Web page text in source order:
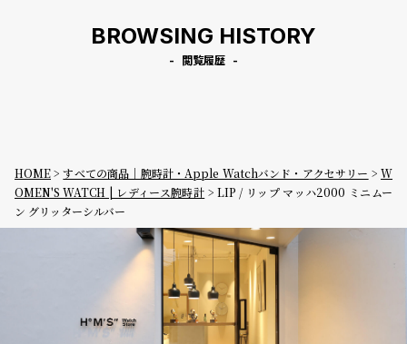
BROWSING HISTORY
閲覧履歴
HOME すべての商品｜腕時計・Apple Watchバンド・アクセサリー
W
OMEN'S WATCH | レディース腕時計
LIP / リップ マッハ2000 ミニムー
ン グリッターシルバー